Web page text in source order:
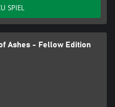
SPIEL
Ashes - Fellow Edition